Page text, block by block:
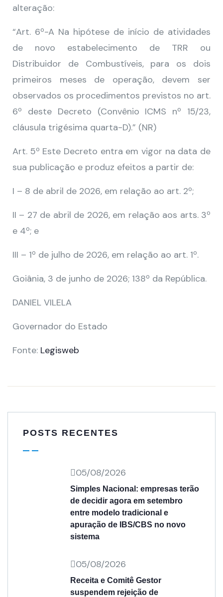
alteração:
“Art. 6º-A Na hipótese de início de atividades
de novo estabelecimento de TRR ou
Distribuidor de Combustíveis, para os dois
primeiros meses de operação, devem ser
observados os procedimentos previstos no art.
6º deste Decreto (Convênio ICMS nº 15/23,
cláusula trigésima quarta-D).” (NR)
Art. 5º Este Decreto entra em vigor na data de
sua publicação e produz efeitos a partir de:
I – 8 de abril de 2026, em relação ao art. 2º;
II – 27 de abril de 2026, em relação aos arts. 3º
e 4º; e
III – 1º de julho de 2026, em relação ao art. 1º.
Goiânia, 3 de junho de 2026; 138º da República.
DANIEL VILELA
Governador do Estado
Fonte: Legisweb
POSTS RECENTES
05/08/2026
Simples Nacional: empresas terão
de decidir agora em setembro
entre modelo tradicional e
apuração de IBS/CBS no novo
sistema
05/08/2026
Receita e Comitê Gestor
suspendem rejeição de